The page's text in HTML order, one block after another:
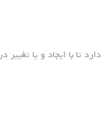
با ایجاد و یا تغییر در